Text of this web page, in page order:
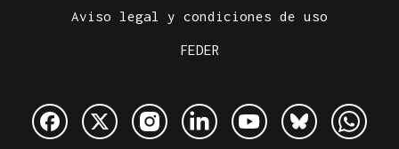
Aviso legal y condiciones de uso
FEDER